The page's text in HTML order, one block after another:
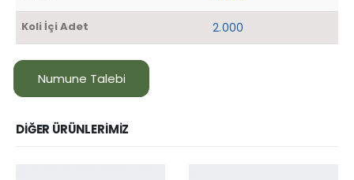
Koli İçi Adet 2.000
Numune Talebi
DIĞER ÜRÜNLERIMIZ